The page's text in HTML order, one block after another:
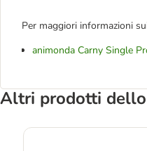
Per maggiori informazioni
animonda Carny Single
Altri prodotti